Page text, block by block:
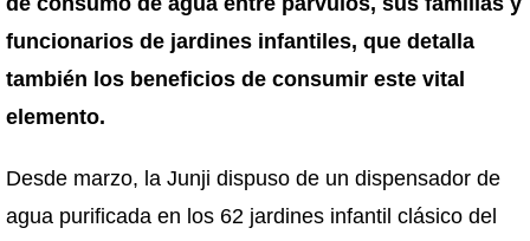
funcionarios de jardines infantiles, que detalla
también los beneficios de consumir este vital
elemento.
Desde marzo, la Junji dispuso de un dispensador de
agua purificada en los 62 jardines infantil clásico del